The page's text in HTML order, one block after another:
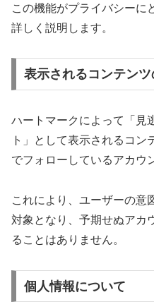
この機能がプライバシーに
詳しく説明します。
表示されるコンテン
ハートマークによって「見
ト」として表示されるコン
でフォローしているアカウ
これにより、ユーザーの意
対象となり、予期せぬアカ
ることはありません。
個人情報について